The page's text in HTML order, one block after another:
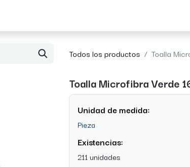
Todos los productos Toalla
Toalla Microfibra Verde
Unidad de medida:
Pieza
Existencias:
211 unidades